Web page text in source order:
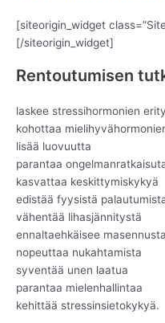
[siteorigin_widget
[/siteorigin_widget]
Rentoutumisen
laskee stressihormonien
kohottaa
lisää luovuutta
parantaa
kasvattaa keskittymiskykyä
edistää fyysistä
vähentää lihasjännitystä
ennaltaehkäisee masennusta
nopeuttaa nukahtamista
syventää unen laatua
parantaa mielenhallintaa
kehittää stressinsietokykyä.